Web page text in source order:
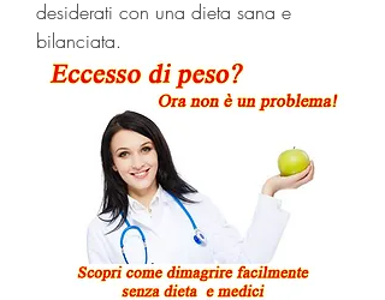
desiderati con una dieta sana e
bilanciata.